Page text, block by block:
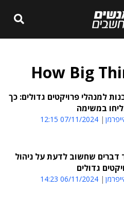
How Big
למנהלי פרויקטים גדולים: כך
במשימה
07/11/2024 12:15
דברים שחשוב לדעת על ניהול
גדולים
06/11/2024 14:23